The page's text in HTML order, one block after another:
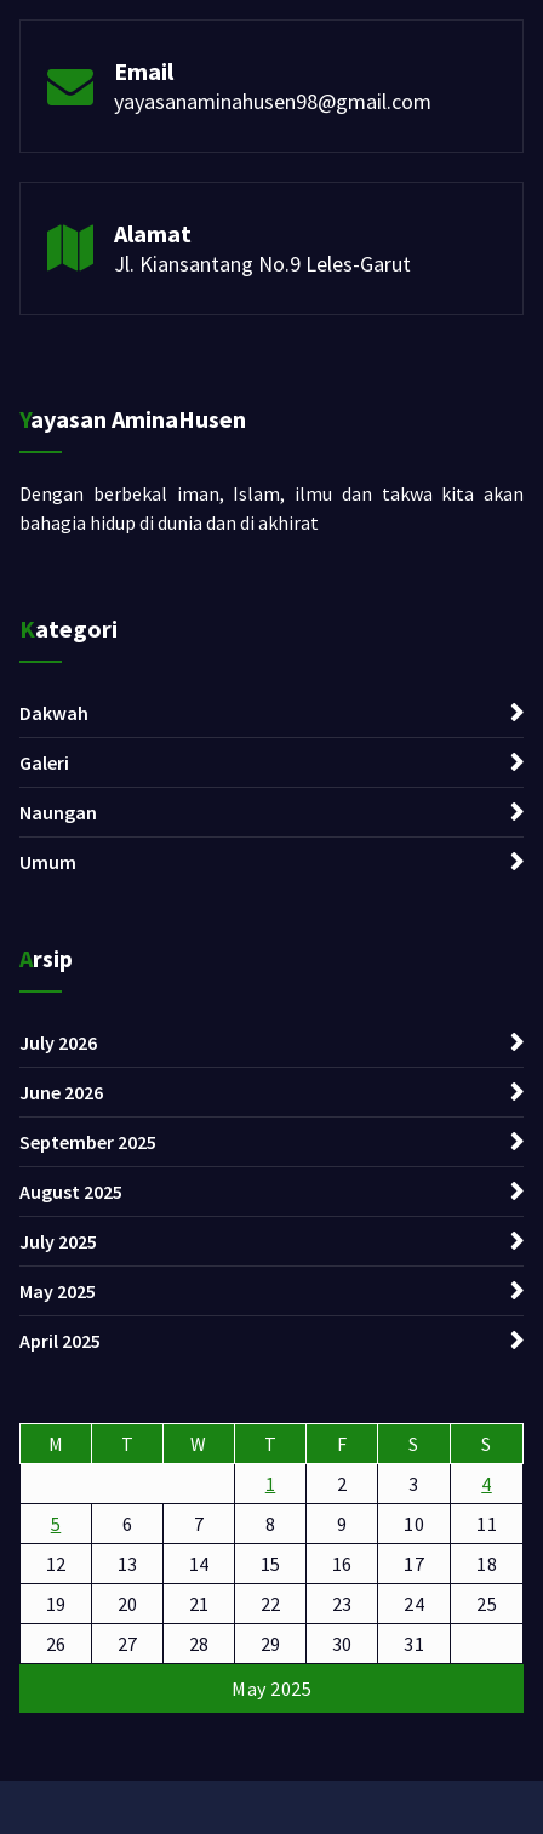
Email
yayasanaminahusen98@gmail.com
Alamat
Jl. Kiansantang No.9 Leles-Garut
Yayasan AminaHusen
Dengan berbekal iman, Islam, ilmu dan takwa kita akan
bahagia hidup di dunia dan di akhirat
Kategori
Dakwah
Galeri
Naungan
Umum
Arsip
July 2026
June 2026
September 2025
August 2025
July 2025
May 2025
April 2025
May 2025
M T W T F S
S
1
2 3
4
5
6 7 8 9 10
11
12
13 14 15 16 17
18
19
20 21 22 23 24
25
26
27 28 29 30 31